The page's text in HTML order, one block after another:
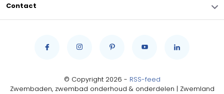
Contact
© Copyright 2026 - RSS-feed
Zwembaden, zwembad onderhoud & onderdelen | Zwemland